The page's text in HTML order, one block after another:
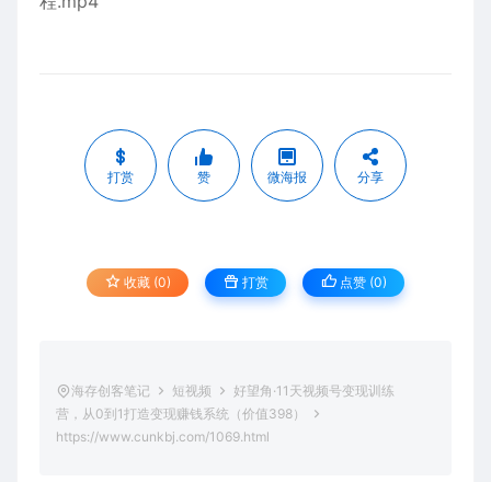
打赏 赞 微海报 分享
收藏 (0) 打赏 点赞 (0)
海存创客笔记 短视频
好望角·11天视频号变现训练
营，从0到1打造变现赚钱系统（价值398）
https://www.cunkbj.com/1069.html